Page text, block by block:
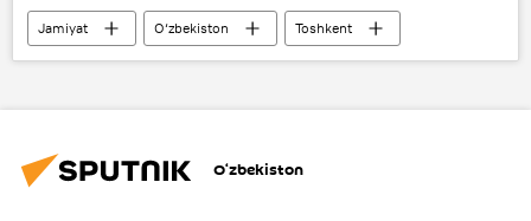
Jamiyat O‘zbekiston
Toshkent
muzey
g‘alaba
O‘zbekiston